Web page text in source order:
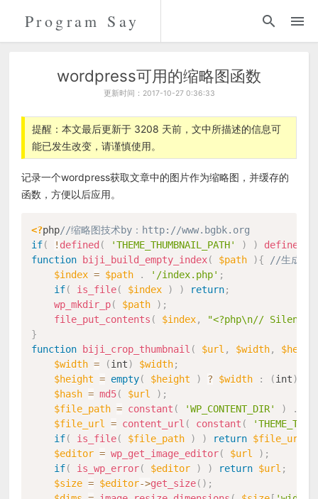
Program Say 代码
wordpress可用的缩略图函数
更新时间：2017-10-27 0:36:33
提醒：本文最后更新于 3208 天前，文中所描述的信息可
能已发生改变，请谨慎使用。
记录一个wordpress获取文章中的图片作为缩略图，并缓存的
函数，方便以后应用。
<?php//缩略图技术by：http://www.bgbk.org
if( ! defined ( 'THEME_THUMBNAIL_PATH' ) ) define
function
biji_build_empty_index( $path ){
//生成空
$index = $path . '/index.php' ;
if( is_file( $index ) ) return;
wp_mkdir_p( $path ) ;
file_put_contents ( $index,
"<?php\n// Silence
}
function
biji_crop_thumbnail ( $url , $width,
$width = (int) $width;
$height = empty( $height ) ? $width : (int)
$hash = md5( $url ) ;
$file_path = constant ( 'WP_CONTENT_DIR' ) .
$file_url = content_url ( constant (
if( is_file( $file_path ) ) return $file_url
$editor = wp_get_image_editor( $url ) ;
if( is_wp_error( $editor ) ) return $url ;
$size = $editor->get_size( ) ;